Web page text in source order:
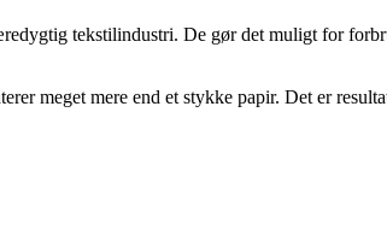
tekstilindustri. De gør det muligt for
meget mere end et stykke papir. Det er